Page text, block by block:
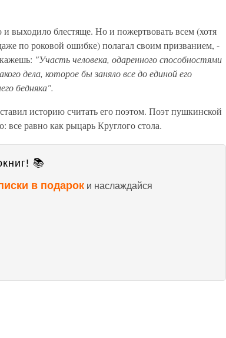
выходило блестяще. Но и пожертвовать всем (хотя
по роковой ошибке) полагал своим призванием, -
"Участь человека, одаренного способностями
дела, которое бы заняло все до единой его
бедняка".
историю считать его поэтом. Поэт пушкинской
все равно как рыцарь Круглого стола.
📚
в подарок и наслаждайся